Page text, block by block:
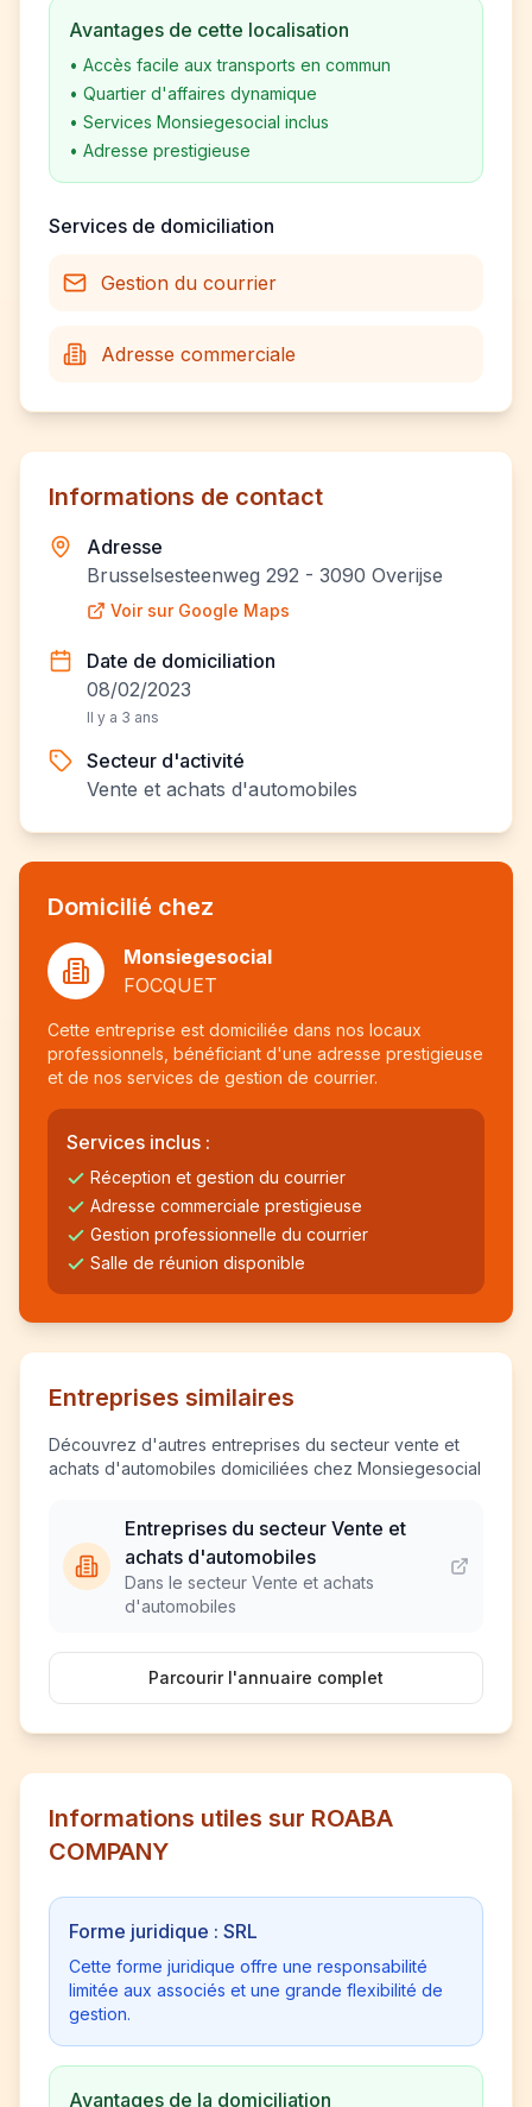
Avantages de cette localisation
• Accès facile aux transports en commun
• Quartier d'affaires dynamique
• Services Monsiegesocial inclus
• Adresse prestigieuse
Services de domiciliation
Gestion du courrier
Adresse commerciale
Informations de contact
Adresse
Brusselsesteenweg 292 - 3090 Overijse
Voir sur Google Maps
Date de domiciliation
08/02/2023
Il y a 3 ans
Secteur d'activité
Vente et achats d'automobiles
Domicilié chez
Monsiegesocial
FOCQUET
Cette entreprise est domiciliée dans nos locaux
professionnels, bénéficiant d'une adresse prestigieuse
et de nos services de gestion de courrier.
Services inclus :
Réception et gestion du courrier
Adresse commerciale prestigieuse
Gestion professionnelle du courrier
Salle de réunion disponible
Entreprises similaires
Découvrez d'autres entreprises du secteur vente et
achats d'automobiles domiciliées chez Monsiegesocial
Entreprises du secteur Vente et
achats d'automobiles
Dans le secteur Vente et achats
d'automobiles
Parcourir l'annuaire complet
Informations utiles sur ROABA
COMPANY
Forme juridique : SRL
Cette forme juridique offre une responsabilité
limitée aux associés et une grande flexibilité de
gestion.
Avantages de la domiciliation